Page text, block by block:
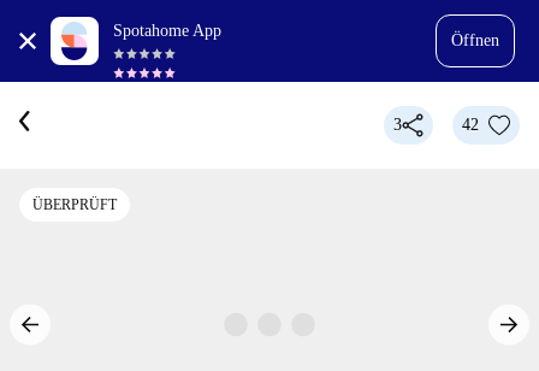
Spotahome App
Öffnen
3 42
ÜBERPRÜFT